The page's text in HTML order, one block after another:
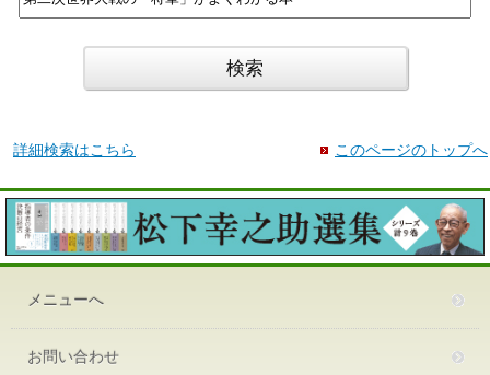
詳細検索はこちら このページのトップへ
メニューへ
お問い合わせ